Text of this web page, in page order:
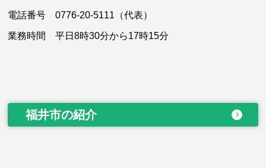
電話番号 0776-20-5111（代表）
業務時間 平日8時30分から17時15分
福井市の紹介